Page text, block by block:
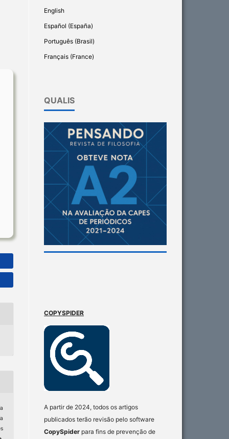
English
Español (España)
Português (Brasil)
Français (France)
QUALIS
COPYSPIDER
A partir de 2024, todos os artigos
publicados terão revisão pelo software
CopySpider para fins de prevenção de